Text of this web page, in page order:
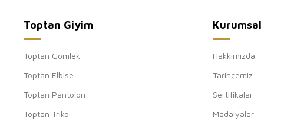
Toptan Giyim
Toptan Gömlek
Toptan Elbise
Toptan Pantolon
Toptan Triko
Kurumsal
Hakkımızda
Tarihçemiz
Sertifikalar
Madalyalar